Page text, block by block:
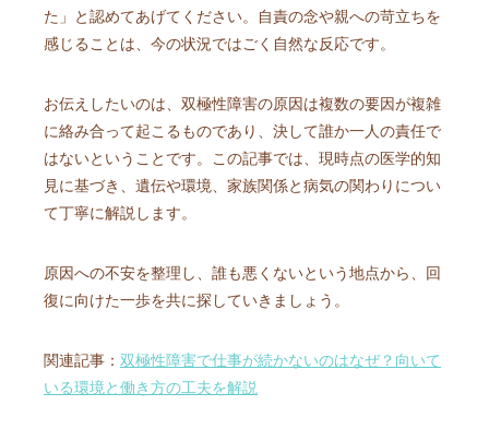
た」と認めてあげてください。自責の念や親への苛立ちを
感じることは、今の状況ではごく自然な反応です。
お伝えしたいのは、双極性障害の原因は複数の要因が複雑
に絡み合って起こるものであり、決して誰か一人の責任で
はないということです。この記事では、現時点の医学的知
見に基づき、遺伝や環境、家族関係と病気の関わりについ
て丁寧に解説します。
原因への不安を整理し、誰も悪くないという地点から、回
復に向けた一歩を共に探していきましょう。
関連記事： 双極性障害で仕事が続かないのはなぜ？向いて
いる環境と働き方の工夫を解説